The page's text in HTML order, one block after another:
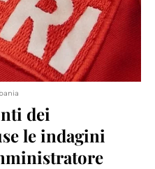
dei
le indagini